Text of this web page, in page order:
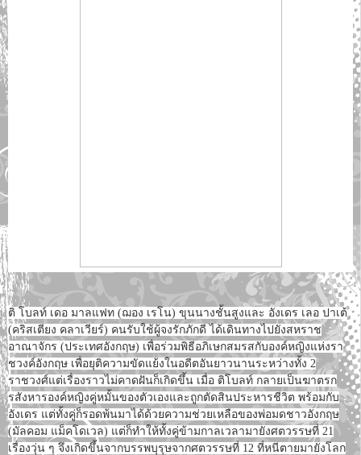
ติ โบลท์ เดอ มาลแฟท (ฌอง เรโน) ขุนนางชั้นสูงและ อังเดร เลอ ปาเต้
(คริสเตียง คลาเวียร์) คนรับใช้ผู้จงรักภักดี ได้เดินทางไปยังสหราช
อาณาจักร (ประเทศอังกฤษ) เพื่อร่วมพิธีอภิเษกสมรสกับองค์หญิงแห่งรา
ชวงค์อังกฤษ เพื่อยุติความขัดแย้งในอดีตอันยาวนานระหว่างทั้ง 2
ราชวงศ์แต่เรื่องราวไม่คาดฝันก็เกิดขึ้น เมื่อ ติโบลท์ กลายเป็นฆาตรก
รสังหารองค์หญิงคู่หมั้นของตัวเองและถูกตัดสินประหารชีวิต พร้อมกับ
อังเดร แต่ทั้งคู่ก็รอดพ้นมาได้ด้วยความช่วยเหลือของพ่อมดชาวอังกฤษ
(มัลคอม แม็คโดเวล) แต่ก็ทำให้ทั้งคู่ข้ามกาลเวลามายังศตวรรษที่ 21
เรื่องวุ่น ๆ จึงเกิดขึ้นจากบรรพบุรุษจากศตวรรษที่ 12 ที่หนีตายมายังโลก